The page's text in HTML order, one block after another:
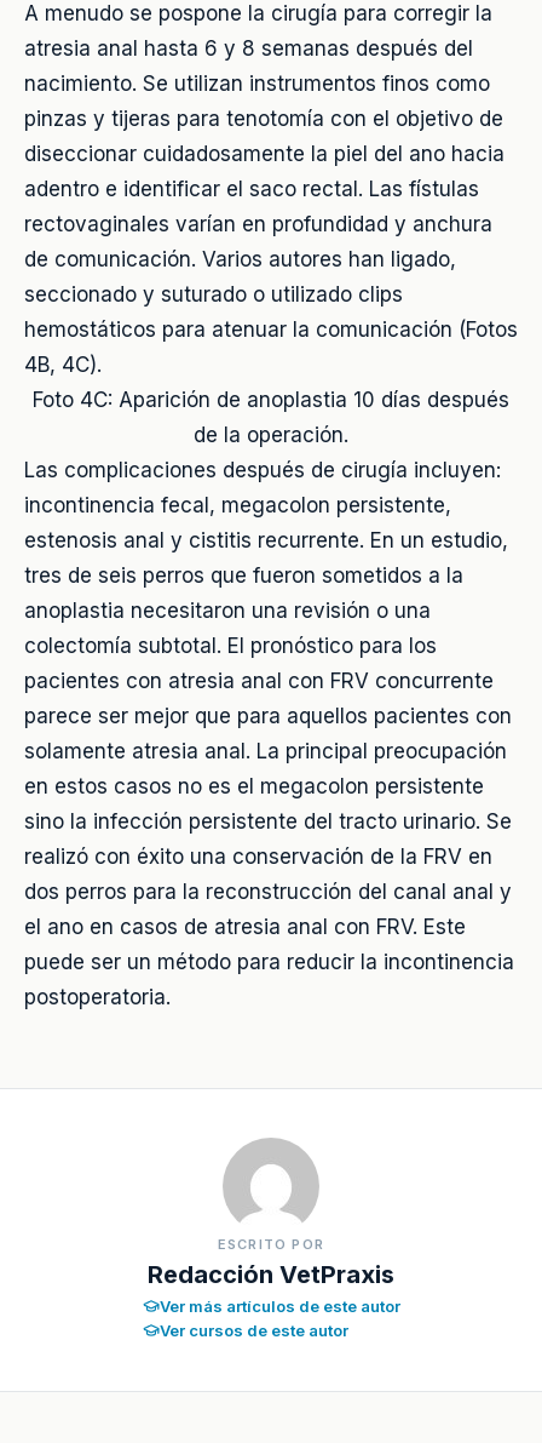
A menudo se pospone la cirugía para corregir la
atresia anal hasta 6 y 8 semanas después del
nacimiento. Se utilizan instrumentos finos como
pinzas y tijeras para tenotomía con el objetivo de
diseccionar cuidadosamente la piel del ano hacia
adentro e identificar el saco rectal. Las fístulas
rectovaginales varían en profundidad y anchura
de comunicación. Varios autores han ligado,
seccionado y suturado o utilizado clips
hemostáticos para atenuar la comunicación (Fotos
4B, 4C).
Foto 4C: Aparición de anoplastia 10 días después
de la operación.
Las complicaciones después de cirugía incluyen:
incontinencia fecal, megacolon persistente,
estenosis anal y cistitis recurrente. En un estudio,
tres de seis perros que fueron sometidos a la
anoplastia necesitaron una revisión o una
colectomía subtotal. El pronóstico para los
pacientes con atresia anal con FRV concurrente
parece ser mejor que para aquellos pacientes con
solamente atresia anal. La principal preocupación
en estos casos no es el megacolon persistente
sino la infección persistente del tracto urinario. Se
realizó con éxito una conservación de la FRV en
dos perros para la reconstrucción del canal anal y
el ano en casos de atresia anal con FRV. Este
puede ser un método para reducir la incontinencia
postoperatoria.
ESCRITO POR
Redacción VetPraxis
Ver más artículos de este autor
Ver cursos de este autor